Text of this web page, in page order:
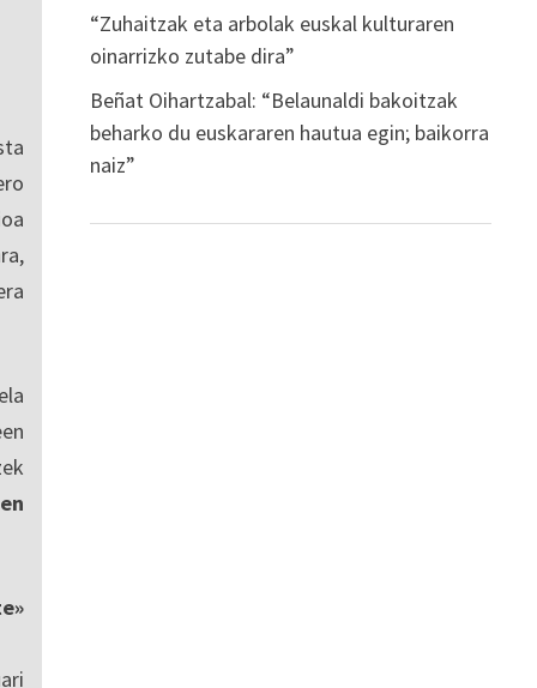
“Zuhaitzak eta arbolak euskal kulturaren
oinarrizko zutabe dira”
Beñat Oihartzabal: “Belaunaldi bakoitzak
beharko du euskararen hautua egin; baikorra
naiz”